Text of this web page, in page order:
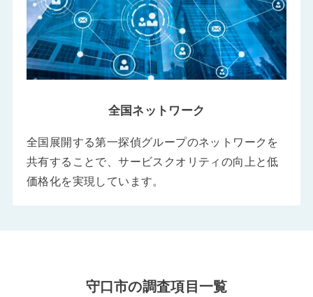
全国ネットワーク
全国展開する第一探偵グループのネットワークを
共有することで、サービスクオリティの向上と低
価格化を実現しています。
守口市の調査項目一覧